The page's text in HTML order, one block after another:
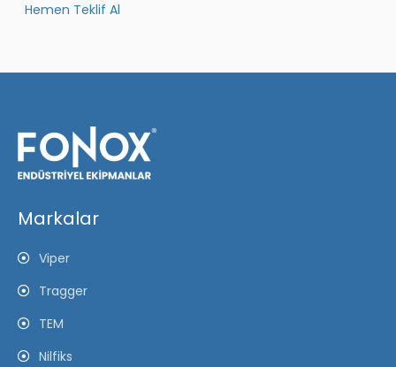
Hemen Teklif Al
Markalar
Viper
Tragger
TEM
Nilfiks